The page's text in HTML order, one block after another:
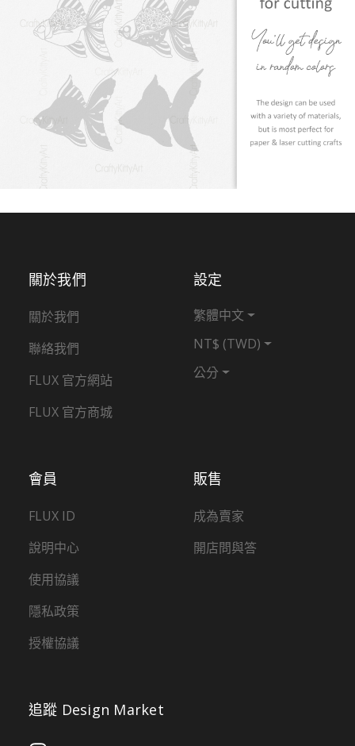
販售
成為賣家
開店問與答
會員
FLUX ID
說明中心
使用協議
隱私政策
授權協議
關於我們
關於我們
聯絡我們
FLUX 官方網站
FLUX 官方商城
設定
繁體中文
NT$ (TWD)
公分
追蹤 Design Market